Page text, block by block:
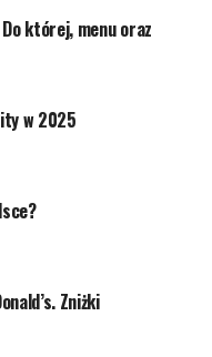
której, menu oraz
w 2025
Zniżki